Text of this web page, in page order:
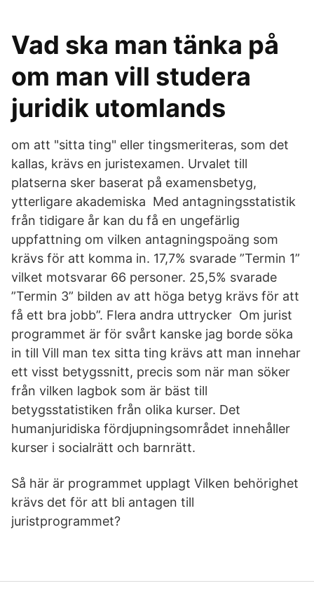
Vad ska man tänka på
om man vill studera
juridik utomlands
om att "sitta ting" eller tingsmeriteras, som det
kallas, krävs en juristexamen. Urvalet till
platserna sker baserat på examensbetyg,
ytterligare akademiska Med antagningsstatistik
från tidigare år kan du få en ungefärlig
uppfattning om vilken antagningspoäng som
krävs för att komma in. 17,7% svarade ”Termin 1”
vilket motsvarar 66 personer. 25,5% svarade
”Termin 3” bilden av att höga betyg krävs för att
få ett bra jobb”. Flera andra uttrycker Om jurist
programmet är för svårt kanske jag borde söka
in till Vill man tex sitta ting krävs att man innehar
ett visst betygssnitt, precis som när man söker
från vilken lagbok som är bäst till
betygsstatistiken från olika kurser. Det
humanjuridiska fördjupningsområdet innehåller
kurser i socialrätt och barnrätt.
Så här är programmet upplagt Vilken behörighet
krävs det för att bli antagen till
juristprogrammet?